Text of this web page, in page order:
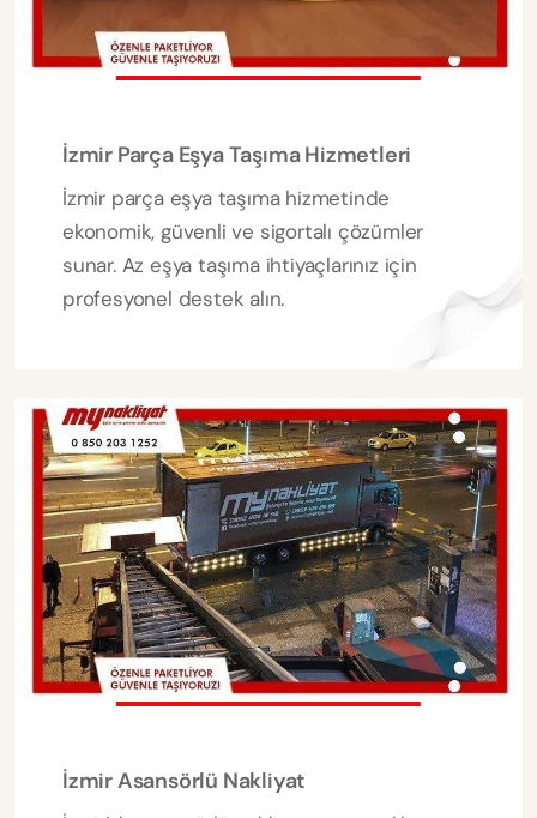
İzmir Parça Eşya Taşıma Hizmetleri
İzmir parça eşya taşıma hizmetinde
ekonomik, güvenli ve sigortalı çözümler
sunar. Az eşya taşıma ihtiyaçlarınız için
profesyonel destek alın.
İzmir Asansörlü Nakliyat